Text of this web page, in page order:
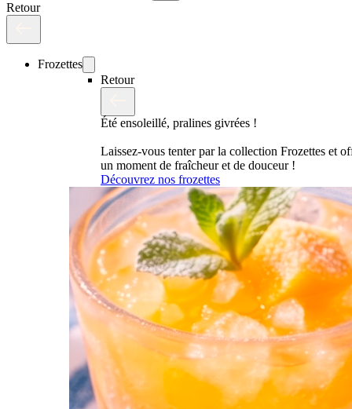
Retour
Frozettes
Retour
Été ensoleillé, pralines givrées !
Laissez-vous tenter par la collection Frozettes et
un moment de fraîcheur et de douceur !
Découvrez nos frozettes